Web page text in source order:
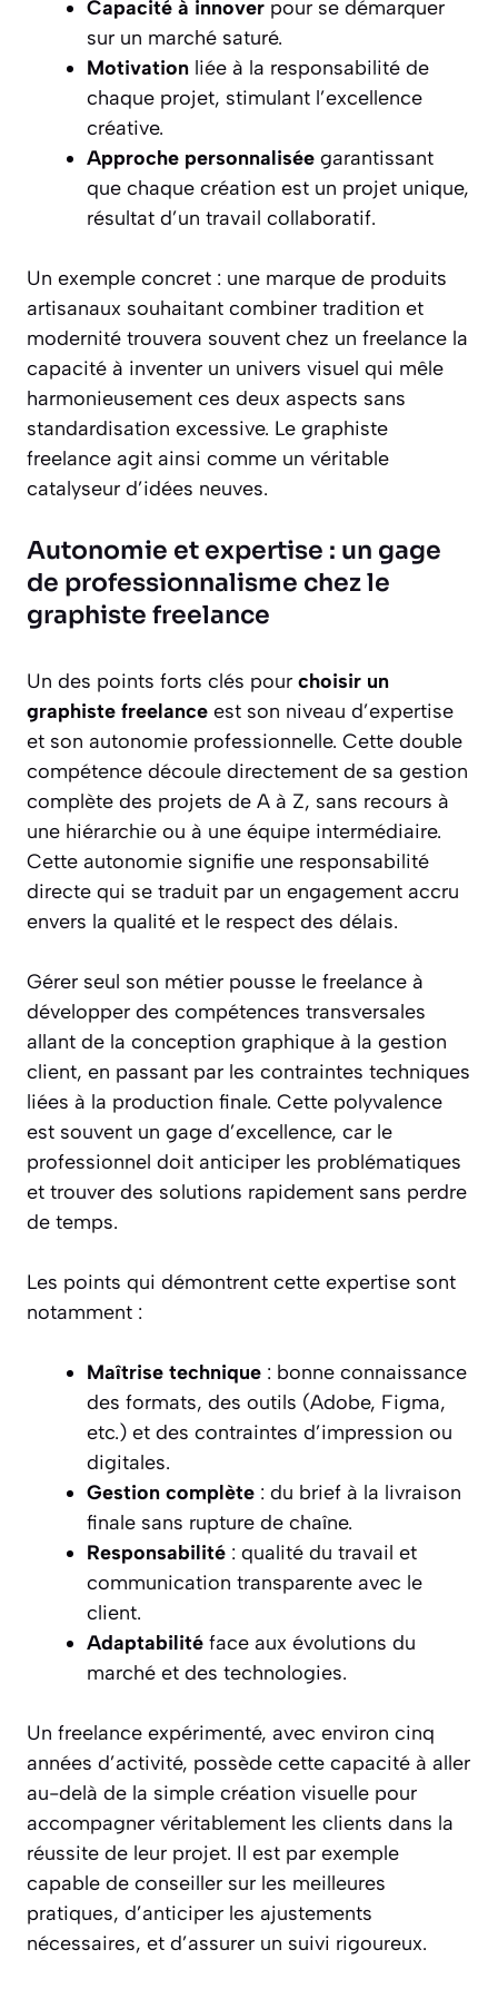
Capacité à innover pour se démarquer
sur un marché saturé.
Motivation liée à la responsabilité de
chaque projet, stimulant l’excellence
créative.
Approche personnalisée garantissant
que chaque création est un projet unique,
résultat d’un travail collaboratif.
Un exemple concret : une marque de produits
artisanaux souhaitant combiner tradition et
modernité trouvera souvent chez un freelance la
capacité à inventer un univers visuel qui mêle
harmonieusement ces deux aspects sans
standardisation excessive. Le graphiste
freelance agit ainsi comme un véritable
catalyseur d’idées neuves.
Autonomie et expertise : un gage
de professionnalisme chez le
graphiste freelance
Un des points forts clés pour choisir un
graphiste freelance est son niveau d’expertise
et son autonomie professionnelle. Cette double
compétence découle directement de sa gestion
complète des projets de A à Z, sans recours à
une hiérarchie ou à une équipe intermédiaire.
Cette autonomie signifie une responsabilité
directe qui se traduit par un engagement accru
envers la qualité et le respect des délais.
Gérer seul son métier pousse le freelance à
développer des compétences transversales
allant de la conception graphique à la gestion
client, en passant par les contraintes techniques
liées à la production finale. Cette polyvalence
est souvent un gage d’excellence, car le
professionnel doit anticiper les problématiques
et trouver des solutions rapidement sans perdre
de temps.
Les points qui démontrent cette expertise sont
notamment :
Maîtrise technique : bonne connaissance
des formats, des outils (Adobe, Figma,
etc.) et des contraintes d’impression ou
digitales.
Gestion complète : du brief à la livraison
finale sans rupture de chaîne.
Responsabilité : qualité du travail et
communication transparente avec le
client.
Adaptabilité face aux évolutions du
marché et des technologies.
Un freelance expérimenté, avec environ cinq
années d’activité, possède cette capacité à aller
au-delà de la simple création visuelle pour
accompagner véritablement les clients dans la
réussite de leur projet. Il est par exemple
capable de conseiller sur les meilleures
pratiques, d’anticiper les ajustements
nécessaires, et d’assurer un suivi rigoureux.